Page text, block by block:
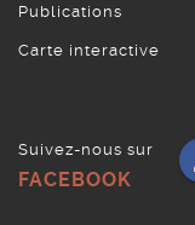
Publications
Carte interactive
Suivez-nous sur
FACEBOOK